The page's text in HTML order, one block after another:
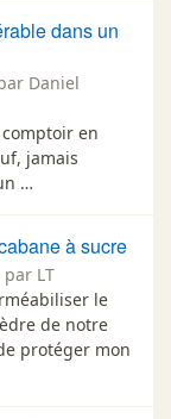
dans un
Daniel
en
jamais
…
à sucre
par LT
le
de notre
protéger mon